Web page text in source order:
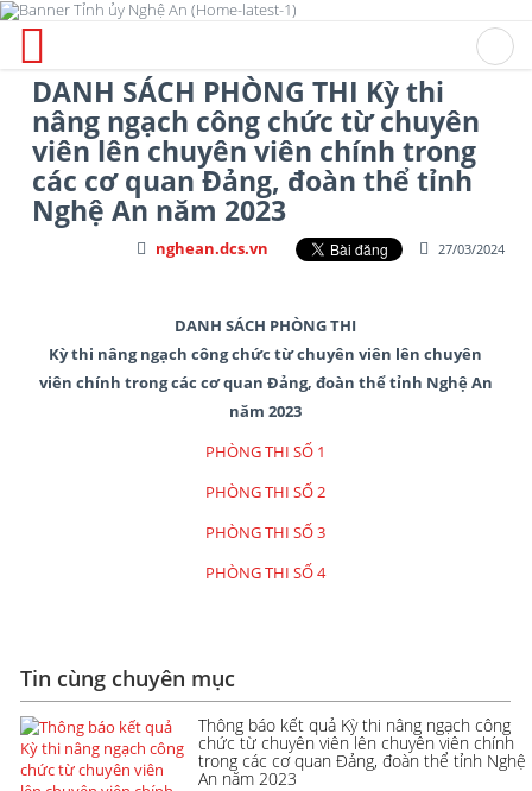
DANH SÁCH PHÒNG THI Kỳ thi
nâng ngạch công chức từ chuyên
viên lên chuyên viên chính trong
các cơ quan Đảng, đoàn thể tỉnh
Nghệ An năm 2023
27/03/2024
nghean.dcs.vn
DANH SÁCH PHÒNG THI
Kỳ thi nâng ngạch công chức từ chuyên viên lên chuyên
viên chính trong các cơ quan Đảng, đoàn thể tỉnh Nghệ An
năm 2023
PHÒNG THI SỐ 1
PHÒNG THI SỐ 2
PHÒNG THI SỐ 3
PHÒNG THI SỐ 4
Tin cùng chuyên mục
Thông báo kết quả Kỳ thi nâng ngạch công
chức từ chuyên viên lên chuyên viên chính
trong các cơ quan Đảng, đoàn thể tỉnh Nghệ
An năm 2023